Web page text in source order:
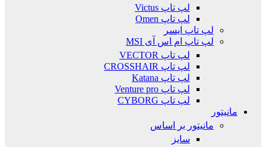
لپ تاپ Victus
لپ تاپ Omen
لپ تاپ ایسر
لپ تاپ ام اس آی MSI
لپ تاپ VECTOR
لپ تاپ CROSSHAIR
لپ تاپ Katana
لپ تاپ Venture pro
لپ تاپ CYBORG
مانیتور
مانیتور بر اساس
سایز